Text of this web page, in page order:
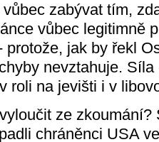
zabývat tím,
vůbec legitimně
protože, jak by řekl
nevztahuje.
roli na jevišti i v
ze zkoumání?
chráněnci USA